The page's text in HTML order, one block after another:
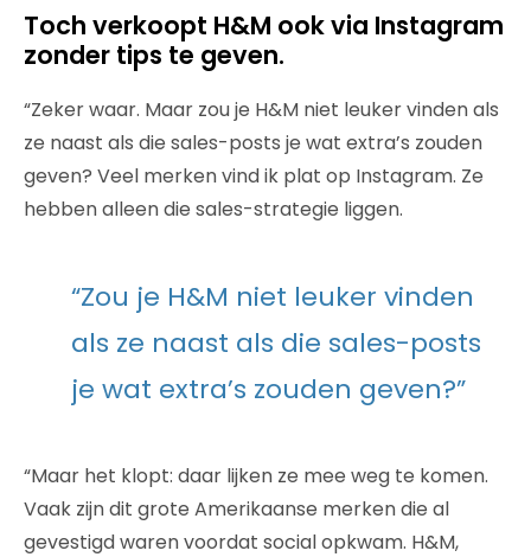
Toch verkoopt H&M ook via Instagram
zonder tips te geven.
“Zeker waar. Maar zou je H&M niet leuker vinden als
ze naast als die sales-posts je wat extra’s zouden
geven? Veel merken vind ik plat op Instagram. Ze
hebben alleen die sales-strategie liggen.
“Zou je H&M niet leuker vinden
als ze naast als die sales-posts
je wat extra’s zouden geven?”
“Maar het klopt: daar lijken ze mee weg te komen.
Vaak zijn dit grote Amerikaanse merken die al
gevestigd waren voordat social opkwam. H&M,